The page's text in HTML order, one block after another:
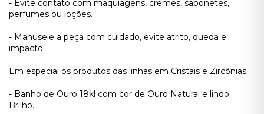
- Evite contato com maquiagens, cremes, sabonetes,
perfumes ou loções.
- Manuseie a peça com cuidado, evite atrito, queda e
impacto.
Em especial os produtos das linhas em Cristais e Zircônias.
- Banho de Ouro 18kl com cor de Ouro Natural e lindo
Brilho.